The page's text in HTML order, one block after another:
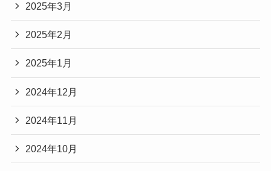
2025年3月
2025年2月
2025年1月
2024年12月
2024年11月
2024年10月